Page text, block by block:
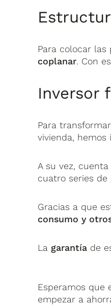
Para colocar
coplanar. Con
Inversor
Para
vivienda, hemos
A su vez, cuenta
cuatro series de
Gracias a que
consumo y
La garantía de
Esperamos que
empezar a